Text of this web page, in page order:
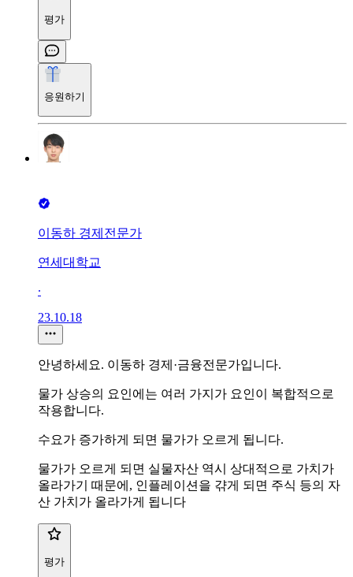
평가
응원하기
이동하 경제전문가
연세대학교
∙
23.10.18
안녕하세요. 이동하 경제·금융전문가입니다.
물가 상승의 요인에는 여러 가지가 요인이 복합적으로
작용합니다.
수요가 증가하게 되면 물가가 오르게 됩니다.
물가가 오르게 되면 실물자산 역시 상대적으로 가치가
올라가기 때문에, 인플레이션을 갺게 되면 주식 등의 자
산 가치가 올라가게 됩니다
평가